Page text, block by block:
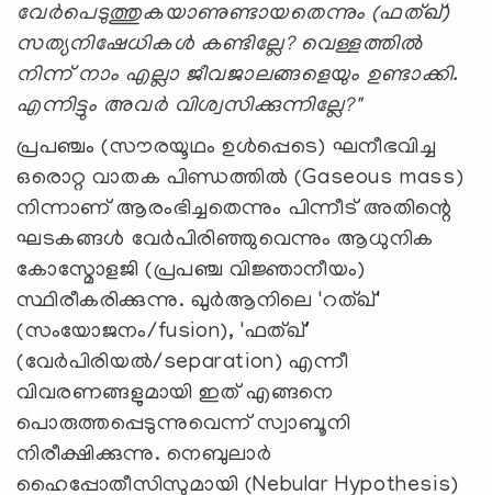
വേർപെടുത്തുകയാണുണ്ടായതെന്നും (ഫത്ഖ്)
സത്യനിഷേധികൾ കണ്ടില്ലേ? വെള്ളത്തിൽ
നിന്ന് നാം എല്ലാ ജീവജാലങ്ങളെയും ഉണ്ടാക്കി.
എന്നിട്ടും അവർ വിശ്വസിക്കുന്നില്ലേ?"
പ്രപഞ്ചം (സൗരയൂഥം ഉൾപ്പെടെ) ഘനീഭവിച്ച
ഒരൊറ്റ വാതക പിണ്ഡത്തിൽ (Gaseous mass)
നിന്നാണ് ആരംഭിച്ചതെന്നും പിന്നീട് അതിന്റെ
ഘടകങ്ങൾ വേർപിരിഞ്ഞുവെന്നും ആധുനിക
കോസ്മോളജി (പ്രപഞ്ച വിജ്ഞാനീയം)
സ്ഥിരീകരിക്കുന്നു. ഖുർആനിലെ 'റത്ഖ്'
(സംയോജനം/fusion), 'ഫത്ഖ്'
(വേർപിരിയൽ/separation) എന്നീ
വിവരണങ്ങളുമായി ഇത് എങ്ങനെ
പൊരുത്തപ്പെടുന്നുവെന്ന് സ്വാബൂനി
നിരീക്ഷിക്കുന്നു. നെബുലാർ
ഹൈപ്പോതീസിസുമായി (Nebular Hypothesis)